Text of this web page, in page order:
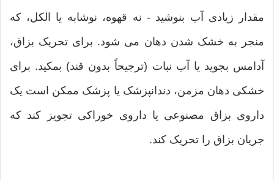
مقدار زیادی آب بنوشید - نه قهوه، نوشابه یا الکل، که
منجر به خشک شدن دهان می شود. برای تحریک بزاق،
آدامس بجوید یا آب نبات (ترجیحاً بدون قند) بمکید. برای
خشکی دهان مزمن، دندانپزشک یا پزشک ممکن است یک
داروی بزاق مصنوعی یا داروی خوراکی تجویز کند که
جریان بزاق را تحریک کند.